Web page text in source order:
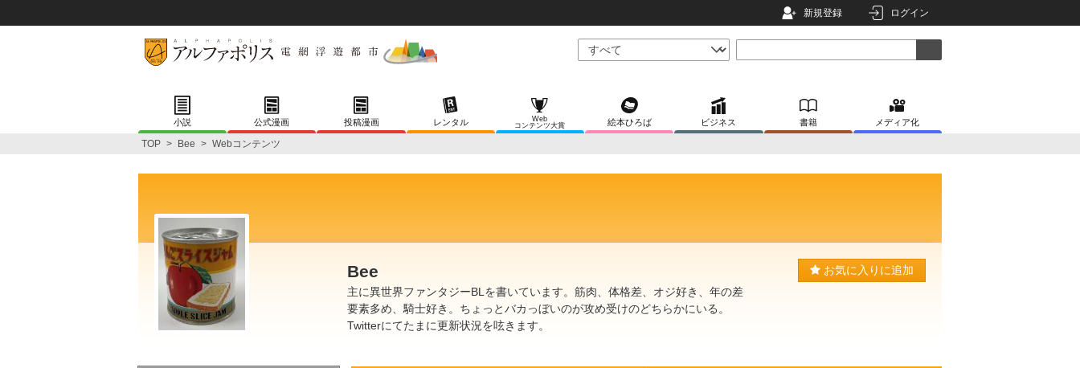
新規登録 ログイン
小説 公式漫画 投稿漫画 レンタル
Web
コンテンツ大賞
絵本ひろば ビジネス 書籍 メディア化
TOP > Bee > Webコンテンツ
Bee
主に異世界ファンタジーBLを書いています。筋肉、体格差、オジ好き、年の差
要素多め、騎士好き。ちょっとバカっぼいのが攻め受けのどちらかにいる。
Twitterにてたまに更新状況を呟きます。
お気に入りに追加